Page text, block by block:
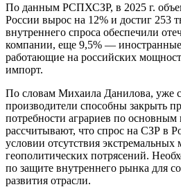
По данным РСПХСЗР, в 2025 г.
России вырос на 12% и достиг 253
внутреннего спроса обеспечили
компании, еще 9,5% — иностранные
работающие на российских
импорт.
По словам Михаила Данилова, уже
производители способны закрыть
потребности аграриев по
рассчитывают, что спрос на СЗР в
условии отсутствия
геополитических потрясений.
по защите внутреннего рынка для
развития отрасли.